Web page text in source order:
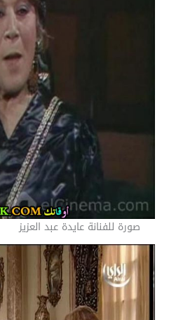
صورة للفنانة عايدة عبد العزيز